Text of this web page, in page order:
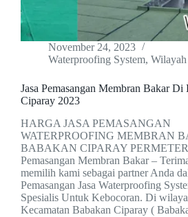
November 24, 2023
Waterproofing System,
Jasa Pemasangan Membran Bakar Di
Ciparay 2023
HARGA JASA PEMASANGAN
WATERPROOFING MEMBRAN
BABAKAN CIPARAY PERMETER
Pemasangan Membran Bakar –
memilih kami sebagai partner Anda
Pemasangan Jasa Waterproofing
Spesialis Untuk Kebocoran. Di
Kecamatan Babakan Ciparay (